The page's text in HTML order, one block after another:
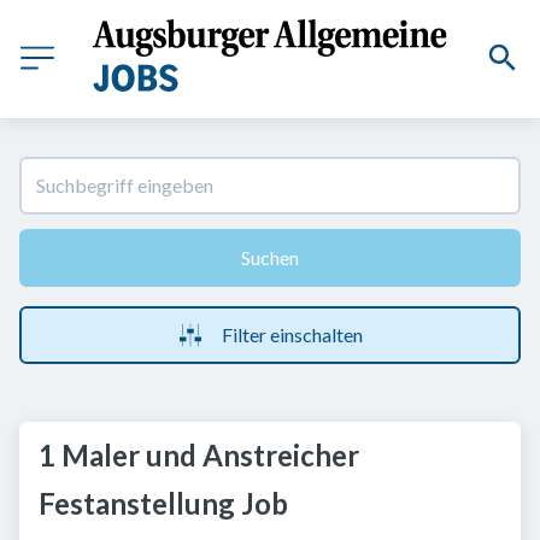
Suchen
Filter einschalten
1 Maler und Anstreicher
Festanstellung Job